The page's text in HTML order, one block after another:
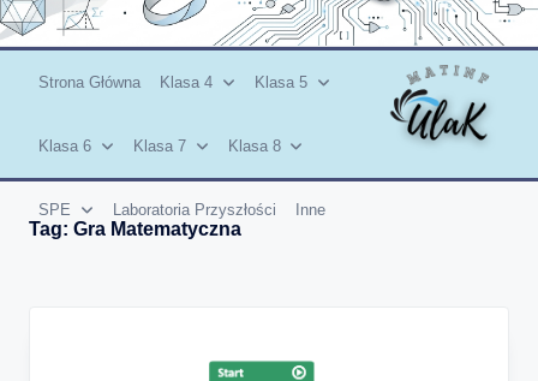
Strona Główna Klasa 4 Klasa 5
Klasa 6 Klasa 7 Klasa 8
SPE Laboratoria Przyszłości Inne
Tag: Gra Matematyczna